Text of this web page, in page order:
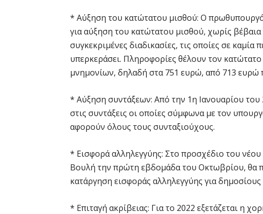
* Αύξηση του κατώτατου μισθού: Ο
για αύξηση του κατώτατου μισθού, χωρίς
συγκεκριμένες διαδικασίες, τις οποίες σε καμία
υπερκεράσει. Πληροφορίες θέλουν τον
μνημονίων, δηλαδή στα 751 ευρώ, από 713 ευρώ
* Αύξηση συντάξεων: Από την 1η Ιανουαρίου του
στις συντάξεις οι οποίες σύμφωνα με τον
αφορούν όλους τους συνταξιούχους.
* Εισφορά αλληλεγγύης: Στο προσχέδιο του
Βουλή την πρώτη εβδομάδα του Οκτωβρίου, θα
κατάργηση εισφοράς αλληλεγγύης για
* Επιταγή ακρίβειας: Για το 2022 εξετάζεται η